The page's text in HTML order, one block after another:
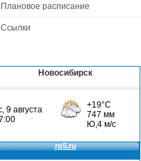
Плановое расписание
Ссылки
Новосибирск